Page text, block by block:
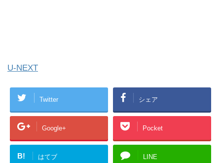
U-NEXT
Twitter シェア
Google+ Pocket
B! はてブ LINE